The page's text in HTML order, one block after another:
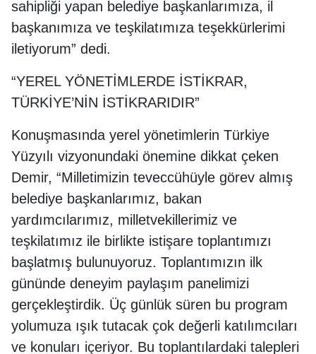
sahipliği yapan belediye başkanlarımıza, il
başkanımıza ve teşkilatımıza teşekkürlerimi
iletiyorum” dedi.
“YEREL YÖNETİMLERDE İSTİKRAR,
TÜRKİYE’NİN İSTİKRARIDIR”
Konuşmasında yerel yönetimlerin Türkiye
Yüzyılı vizyonundaki önemine dikkat çeken
Demir, “Milletimizin teveccühüyle görev almış
belediye başkanlarımız, bakan
yardımcılarımız, milletvekillerimiz ve
teşkilatımız ile birlikte istişare toplantımızı
başlatmış bulunuyoruz. Toplantımızın ilk
gününde deneyim paylaşım panelimizi
gerçekleştirdik. Üç günlük süren bu program
yolumuza ışık tutacak çok değerli katılımcıları
ve konuları içeriyor. Bu toplantılardaki talepleri